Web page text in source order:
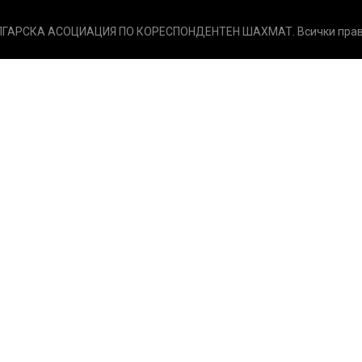
АСОЦИАЦИЯ ПО КОРЕСПОНДЕНТЕН ШАХМАТ. Всички